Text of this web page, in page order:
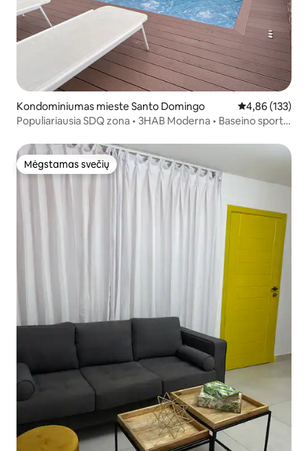
Kondominiumas mieste Santo Domingo Vidutinis
4,86 (133)
Populiariausia SDQ zona • 3HAB Moderna • Baseino sporto
Mėgstamas svečių
Mėgstamas svečių